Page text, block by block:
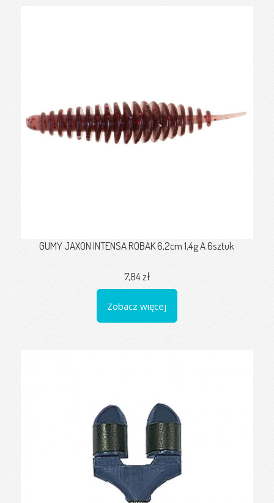
GUMY JAXON INTENSA ROBAK 6,2cm 1,4g A 6sztuk
7,84 zł
Zobacz więcej